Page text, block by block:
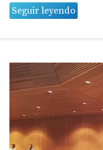
Seguir leyendo